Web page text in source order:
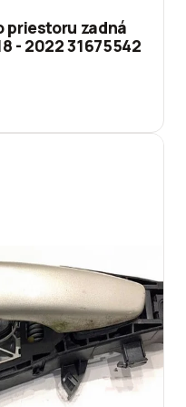
priestoru zadná
- 2022 31675542